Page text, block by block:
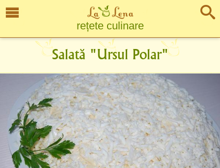
rețete culinare
Salată "Ursul Polar"